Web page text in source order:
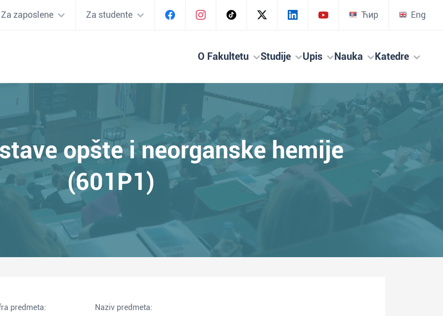
Za zaposlene Za studente Ћир Eng
O Fakultetu Studije Upis Nauka Katedre
opšte i neorganske hemije
(601P1)
predmeta:
Naziv predmeta: